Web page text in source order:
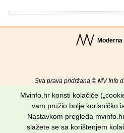
Sva prava pridržana © MV Info
Uvjeti
Potraži
Mvinfo.hr koristi kolačiće
vam pružio bolje korisničko
Nastavkom pregleda
slažete se sa korištenjem